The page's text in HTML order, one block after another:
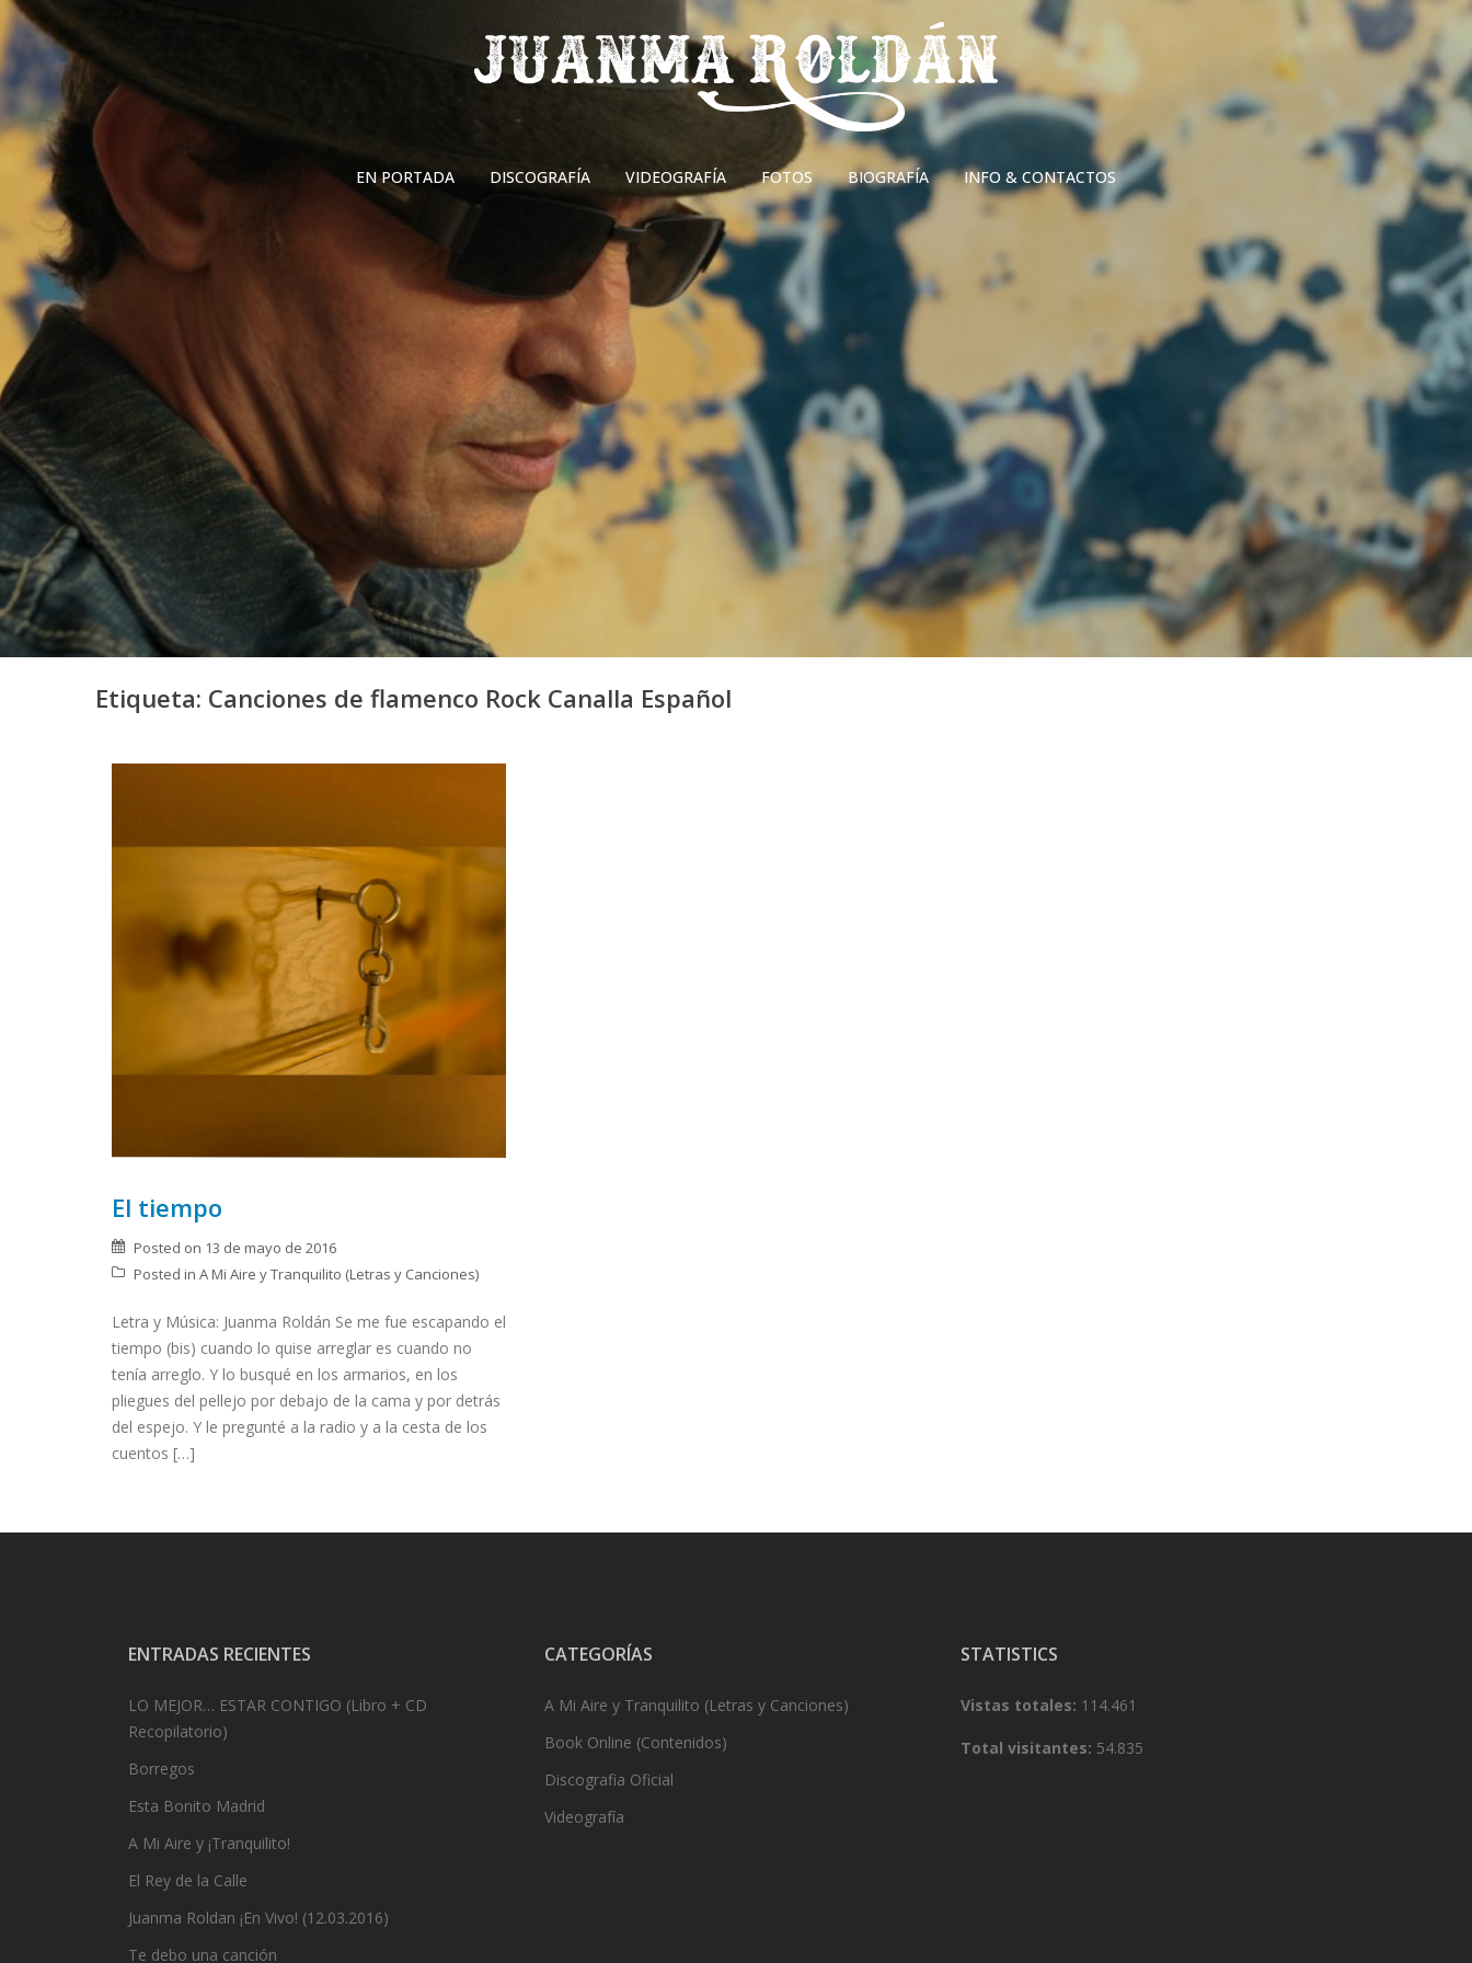
Skip
to
content
EN PORTADA DISCOGRAFÍA VIDEOGRAFÍA FOTOS BIOGRAFÍA INFO & CONTACTOS
Etiqueta: Canciones de flamenco Rock Canalla Español
El tiempo
Posted on 13 de mayo de 2016
Posted in A Mi Aire y Tranquilito (Letras y Canciones)
Letra y Música: Juanma Roldán Se me fue escapando el
tiempo (bis) cuando lo quise arreglar es cuando no
tenía arreglo. Y lo busqué en los armarios, en los
pliegues del pellejo por debajo de la cama y por detrás
del espejo. Y le pregunté a la radio y a la cesta de los
cuentos […]
ENTRADAS RECIENTES
LO MEJOR… ESTAR CONTIGO (Libro + CD
Recopilatorio)
Borregos
Esta Bonito Madrid
A Mi Aire y ¡Tranquilito!
El Rey de la Calle
Juanma Roldan ¡En Vivo! (12.03.2016)
Te debo una canción
CATEGORÍAS
A Mi Aire y Tranquilito (Letras y Canciones)
Book Online (Contenidos)
Discografia Oficial
Videografía
STATISTICS
Vistas totales: 114.461
Total visitantes: 54.835